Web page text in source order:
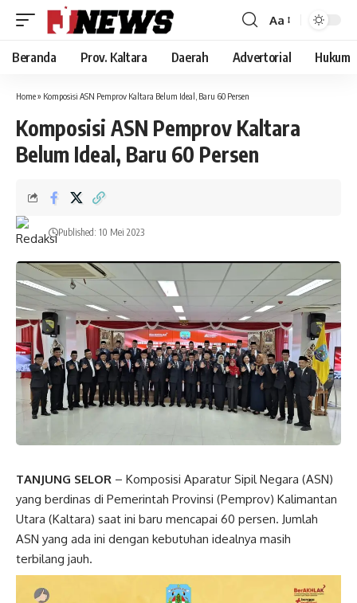
Font
Resizer
Aa
Beranda Prov. Kaltara Daerah Advertorial Hukum
Home» Komposisi ASN Pemprov Kaltara Belum Ideal, Baru 60 Persen
Komposisi ASN Pemprov Kaltara
Belum Ideal, Baru 60 Persen
Published: 10 Mei 2023
TANJUNG SELOR – Komposisi Aparatur Sipil Negara (ASN)
yang berdinas di Pemerintah Provinsi (Pemprov) Kalimantan
Utara (Kaltara) saat ini baru mencapai 60 persen. Jumlah
ASN yang ada ini dengan kebutuhan idealnya masih
terbilang jauh.